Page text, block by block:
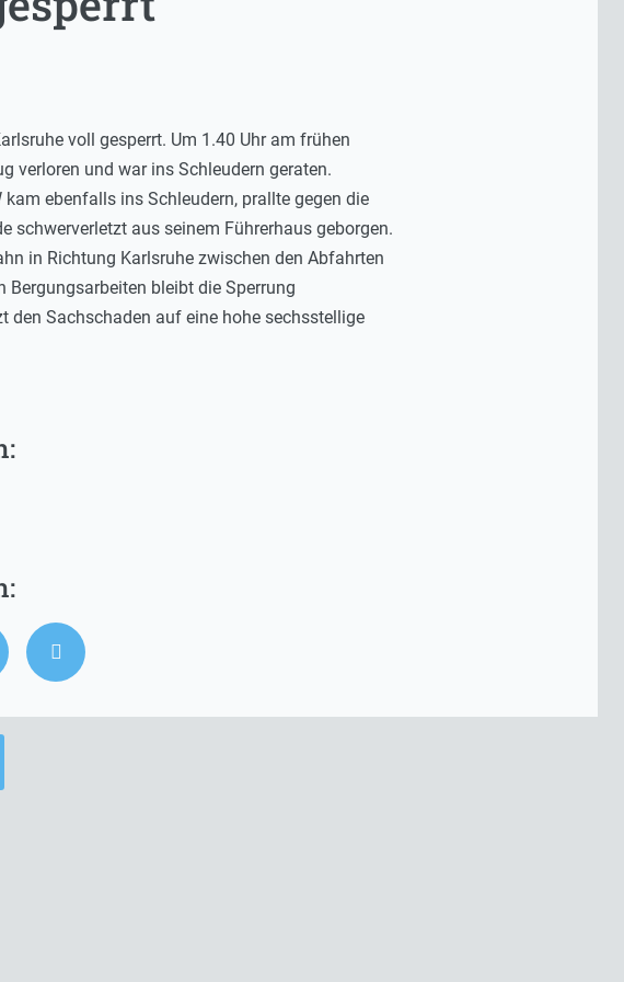
voll gesperrt. Um 1.40 Uhr am frühen
verloren und war ins Schleudern geraten.
ebenfalls ins Schleudern, prallte gegen die
schwerverletzt aus seinem Führerhaus geborgen.
in Richtung Karlsruhe zwischen den Abfahrten
Bergungsarbeiten bleibt die Sperrung
Sachschaden auf eine hohe sechsstellige